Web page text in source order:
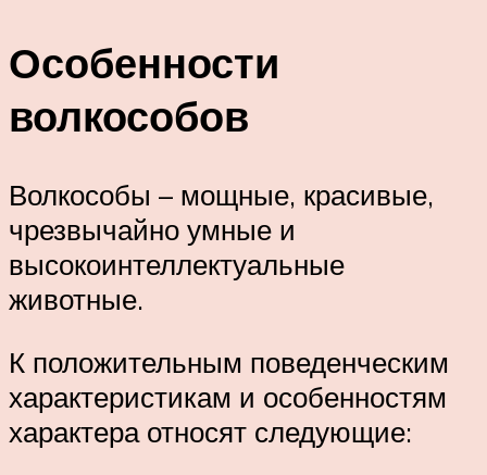
Особенности
волкособов
Волкособы – мощные, красивые,
чрезвычайно умные и
высокоинтеллектуальные
животные.
К положительным поведенческим
характеристикам и особенностям
характера относят следующие: